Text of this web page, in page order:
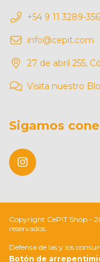
+54 9 11 3289-
info@cepit.com
27 de abril 255,
Visita nuestro
Sigamos
Copyright CePIT Shop -
reservados.
Defensa de las y los
Botón de